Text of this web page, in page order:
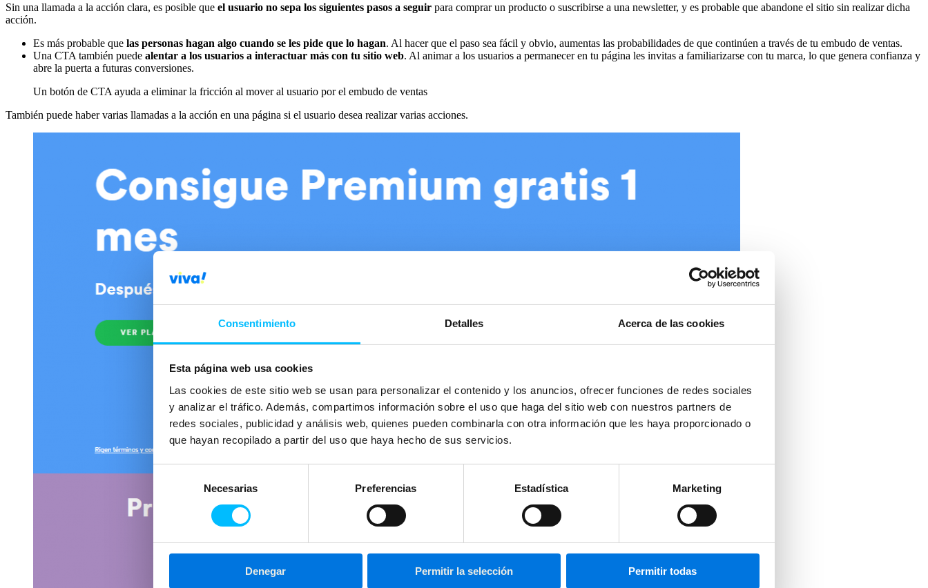
Consentimiento Detalles Acerca de las cookies
Esta página web usa cookies
Las cookies de este sitio web se usan para personalizar el contenido y los anuncios, ofrecer funciones de redes sociales
y analizar el tráfico. Además, compartimos información sobre el uso que haga del sitio web con nuestros partners de
redes sociales, publicidad y análisis web, quienes pueden combinarla con otra información que les haya proporcionado o
que hayan recopilado a partir del uso que haya hecho de sus servicios.
Selección
consentimiento
Necesarias Preferencias Estadística Marketing
Denegar Permitir la selección Permitir todas
Sin una llamada a la acción clara, es posible que el usuario no sepa los siguientes pasos a seguir para comprar un producto o suscribirse a una newsletter, y es probable que abandone el sitio sin realizar dicha
acción.
Es más probable que las personas hagan algo cuando se les pide que lo hagan. Al hacer que el paso sea fácil y obvio, aumentas las probabilidades de que continúen a través de tu embudo de ventas.
Una CTA también puede alentar a los usuarios a interactuar más con tu sitio web. Al animar a los usuarios a permanecer en tu página les invitas a familiarizarse con tu marca, lo que genera confianza y
abre la puerta a futuras conversiones.
Un botón de CTA ayuda a eliminar la fricción al mover al usuario por el embudo de ventas
También puede haber varias llamadas a la acción en una página si el usuario desea realizar varias acciones.